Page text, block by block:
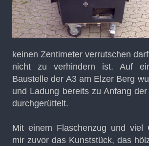
keinen Zentimeter verrutschen
nicht zu verhindern ist. Auf
Baustelle der A3 am Elzer Berg
und Ladung bereits zu Anfang
durchgerüttelt.
Mit einem Flaschenzug und viel
mir zuvor das Kunststück, das